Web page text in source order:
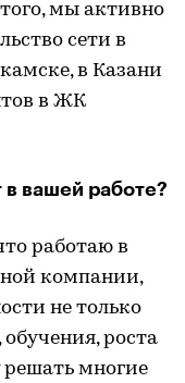
мы активно
сети в
в Казани
в ЖК
вашей работе?
работаю в
компании,
не только
роста
решать многие